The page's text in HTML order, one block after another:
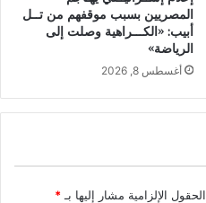
المصريين بسبب موقفهم من تــل
أبيب: «الكـــراهية وصلت إلى
الرياضة»
أغسطس 8, 2026
الحقول الإلزامية مشار إليها بـ *